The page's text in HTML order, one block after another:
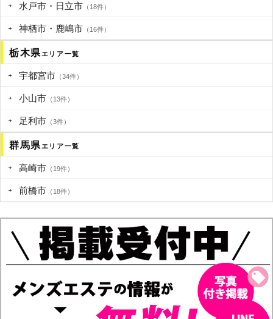
水戸市・日立市 （18件）
神栖市・鹿嶋市 （16件）
栃木県エリア一覧
宇都宮市 （34件）
小山市 （13件）
足利市 （3件）
群馬県エリア一覧
高崎市 （19件）
前橋市 （18件）